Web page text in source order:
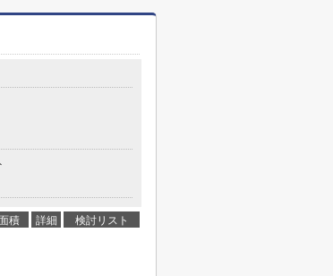
積 詳細 検討リスト